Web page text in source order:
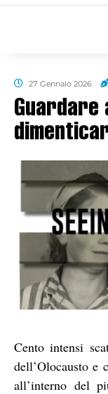
27 Gennaio 2026
Guardare
Cento intensi
dell’Olocausto e
all’interno del